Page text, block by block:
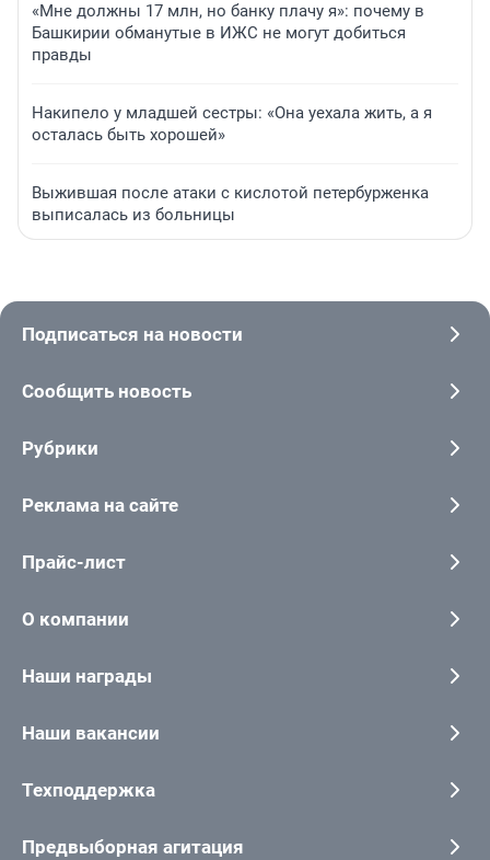
«Мне должны 17 млн, но банку плачу я»: почему в
Башкирии обманутые в ИЖС не могут добиться
правды
Накипело у младшей сестры: «Она уехала жить, а я
осталась быть хорошей»
Выжившая после атаки с кислотой петербурженка
выписалась из больницы
Подписаться на новости
Сообщить новость
Рубрики
Реклама на сайте
Прайс-лист
О компании
Наши награды
Наши вакансии
Техподдержка
Предвыборная агитация